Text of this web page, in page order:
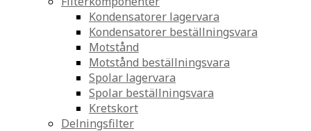
Kondensatorer lagervara
Kondensatorer beställningsvara
Motstånd
Motstånd beställningsvara
Spolar lagervara
Spolar beställningsvara
Kretskort
Delningsfilter